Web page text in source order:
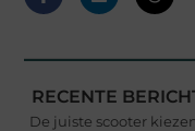
RECENTE
De juiste scooter